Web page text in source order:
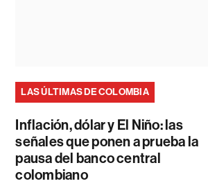
LAS ÚLTIMAS DE COLOMBIA
Inflación, dólar y El Niño: las
señales que ponen a prueba la
pausa del banco central
colombiano